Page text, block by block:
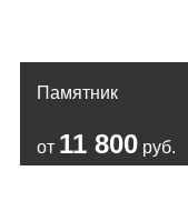
Памятник
от 11 800 руб.